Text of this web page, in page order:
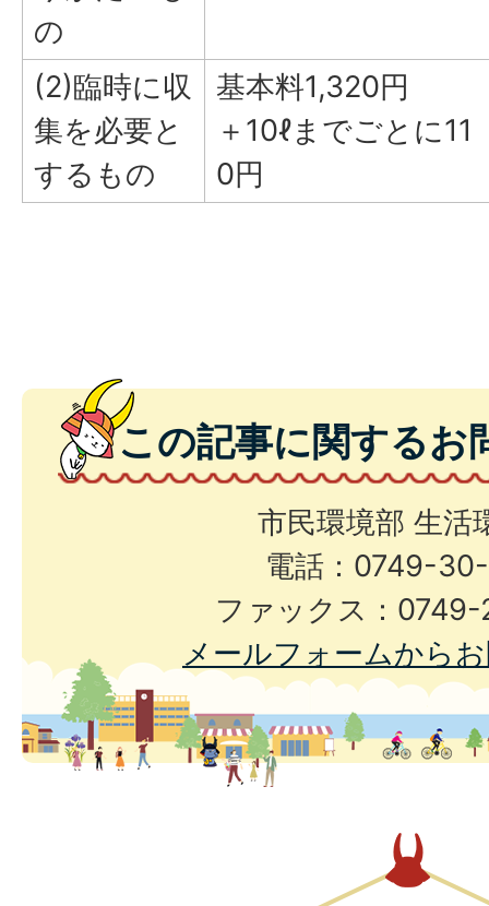
の
(2)臨時に収
集を必要と
するもの
基本料1,320円
＋10ℓまでごとに11
0円
この記事に関するお
市民環境部 生活
電話：0749-
ファックス：
メールフォームから